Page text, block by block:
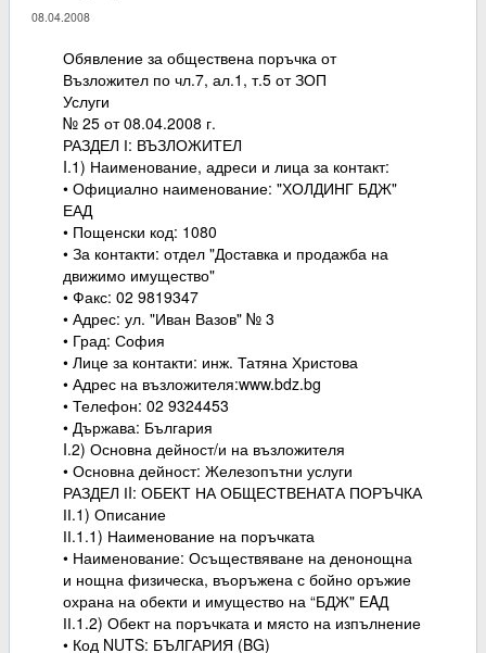
08.04.2008
Обявление за обществена поръчка от
Възложител по чл.7, ал.1, т.5 от ЗОП
Услуги
№ 25 от 08.04.2008 г.
РАЗДЕЛ І: ВЪЗЛОЖИТЕЛ
I.1) Наименование, адреси и лица за контакт:
• Официално наименование: "ХОЛДИНГ БДЖ"
ЕАД
• Пощенски код: 1080
• За контакти: отдел "Доставка и продажба на
движимо имущество"
• Факс: 02 9819347
• Адрес: ул. "Иван Вазов" № 3
• Град: София
• Лице за контакти: инж. Татяна Христова
• Адрес на възложителя:www.bdz.bg
• Телефон: 02 9324453
• Държава: България
I.2) Основна дейност/и на възложителя
• Основна дейност: Железопътни услуги
РАЗДЕЛ ІI: ОБЕКТ НА ОБЩЕСТВЕНАТА ПОРЪЧКА
ІІ.1) Описание
ІІ.1.1) Наименование на поръчката
• Наименование: Осъществяване на денонощна
и нощна физическа, въоръжена с бойно оръжие
охрана на обекти и имущество на “БДЖ" ЕAД
ІІ.1.2) Обект на поръчката и място на изпълнение
• Код NUTS: БЪЛГАРИЯ (BG)